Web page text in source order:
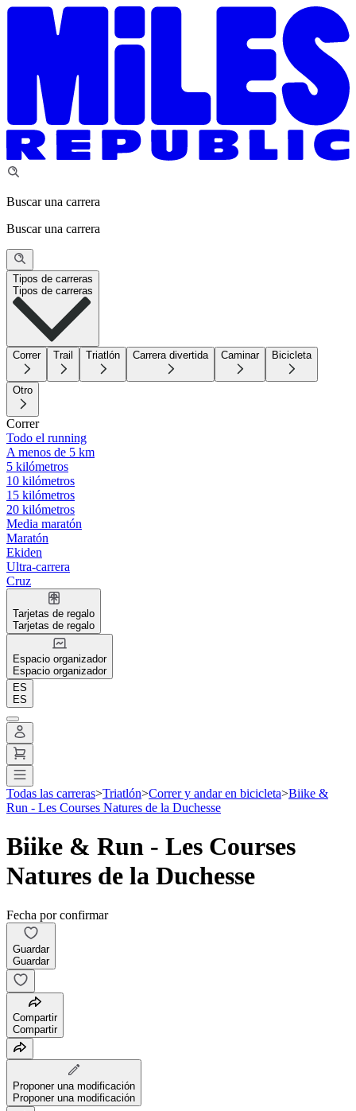
Buscar una carrera
Buscar una carrera
Tipos de carreras
Tipos de carreras
Correr Trail Triatlón Carrera divertida Caminar Bicicleta
Otro
Correr
Todo el running
A menos de 5 km
5 kilómetros
10 kilómetros
15 kilómetros
20 kilómetros
Media maratón
Maratón
Ekiden
Ultra-carrera
Cruz
Tarjetas de regalo
Tarjetas de regalo
Espacio organizador
Espacio organizador
ES
ES
Todas las carreras>Triatlón>Correr y andar en bicicleta>Biike &
Run - Les Courses Natures de la Duchesse
Biike & Run - Les Courses
Natures de la Duchesse
Fecha por confirmar
Guardar
Guardar
Compartir
Compartir
Proponer una modificación
Proponer una modificación